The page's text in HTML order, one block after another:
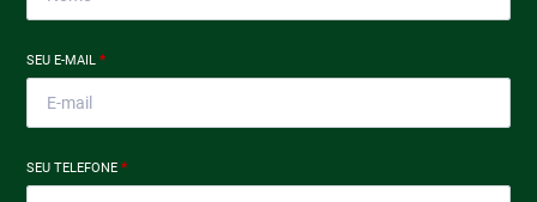
SEU E-MAIL*
SEU TELEFONE*